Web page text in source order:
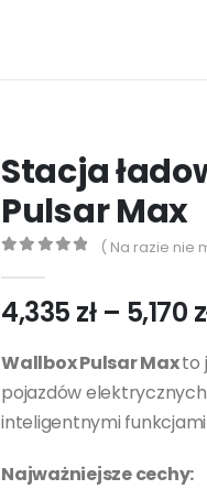
Stacja
Pulsar Max
( Na razie nie
4,335 zł – 5,170
Wallbox Pulsar Maxto
pojazdów
inteligentnymi
Najważniejsze cechy: